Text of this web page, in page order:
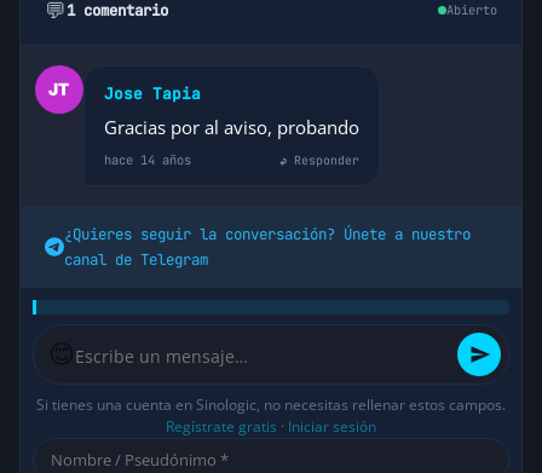
💬1 comentario Abierto
Jose Tapia
Gracias por al aviso, probando
hace 14 años ↩ Responder
¿Quieres seguir la conversación? Únete a nuestro
canal de Telegram
😊
Si tienes una cuenta en Sinologic, no necesitas rellenar estos campos.
Regístrate gratis · Iniciar sesión